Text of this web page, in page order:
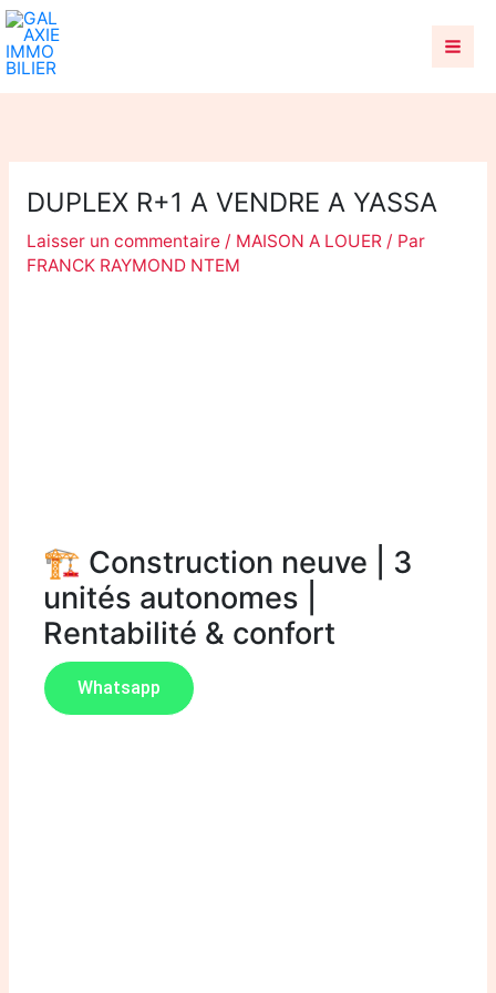
Aller
contenu
DUPLEX R+1 A VENDRE A YASSA
Laisser un commentaire / MAISON A LOUER/ Par
FRANCK RAYMOND NTEM
🏗️ Construction neuve | 3
unités autonomes |
Rentabilité & confort
Whatsapp